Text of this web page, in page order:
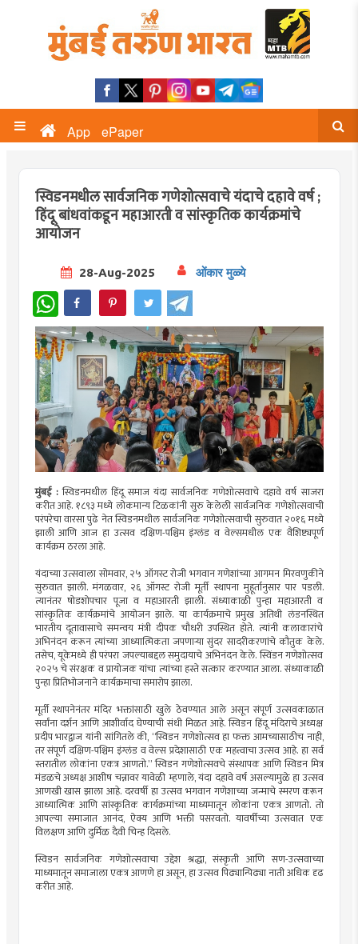
App ePaper
स्विडनमधील सार्वजनिक गणेशोत्सवाचे यंदाचे दहावे वर्ष ;
हिंदू बांधवांकडून महाआरती व सांस्कृतिक कार्यक्रमांचे
आयोजन
28-Aug-2025 ओंकार मुळ्ये
WhatsApp
मुंबई :स्विडनमधील हिंदू समाज यंदा सार्वजनिक गणेशोत्सवाचे दहावे वर्ष साजरा
करीत आहे. १८९३ मध्ये लोकमान्य टिळकांनी सुरु केलेली सार्वजनिक गणेशोत्सवाची
परंपरेचा वारसा पुढे नेत स्विडनमधील सार्वजनिक गणेशोत्सवाची सुरुवात २०१६ मध्ये
झाली आणि आज हा उत्सव दक्षिण-पश्चिम इंग्लंड व वेल्समधील एक वैशिष्ट्यपूर्ण
कार्यक्रम ठरला आहे.
यंदाच्या उत्सवाला सोमवार, २५ ऑगस्ट रोजी भगवान गणेशांच्या आगमन मिरवणुकीने
सुरुवात झाली. मंगळवार, २६ ऑगस्ट रोजी मूर्ती स्थापना मुहूर्तानुसार पार पडली.
त्यानंतर षोडशोपचार पूजा व महाआरती झाली. संध्याकाळी पुन्हा महाआरती व
सांस्कृतिक कार्यक्रमांचे आयोजन झाले. या कार्यक्रमाचे प्रमुख अतिथी लंडनस्थित
भारतीय दूतावासाचे समन्वय मंत्री दीपक चौधरी उपस्थित होते. त्यांनी कलाकारांचे
अभिनंदन करून त्यांच्या आध्यात्मिकता जपणाऱ्या सुंदर सादरीकरणांचे कौतुक केले.
तसेच, यूकेमध्ये ही परंपरा जपल्याबद्दल समुदायाचे अभिनंदन केले. स्विंडन गणेशोत्सव
२०२५ चे संरक्षक व प्रायोजक यांचा त्यांच्या हस्ते सत्कार करण्यात आला. संध्याकाळी
पुन्हा प्रितिभोजनाने कार्यक्रमाचा समारोप झाला.
मूर्ती स्थापनेनंतर मंदिर भक्तांसाठी खुले ठेवण्यात आले असून संपूर्ण उत्सवकाळात
सर्वांना दर्शन आणि आशीर्वाद घेण्याची संधी मिळत आहे. स्विडन हिंदू मंदिराचे अध्यक्ष
प्रदीप भारद्वाज यांनी सांगितले की, “स्विडन गणेशोत्सव हा फक्त आमच्यासाठीच नाही,
तर संपूर्ण दक्षिण-पश्चिम इंग्लंड व वेल्स प्रदेशासाठी एक महत्त्वाचा उत्सव आहे. हा सर्व
स्तरातील लोकांना एकत्र आणतो.” स्विडन गणेशोत्सवचे संस्थापक आणि स्विडन मित्र
मंडळचे अध्यक्ष आशीष चन्नावर यावेळी म्हणाले, यंदा दहावे वर्ष असल्यामुळे हा उत्सव
आणखी खास झाला आहे. दरवर्षी हा उत्सव भगवान गणेशाच्या जन्माचे स्मरण करून
आध्यात्मिक आणि सांस्कृतिक कार्यक्रमांच्या माध्यमातून लोकांना एकत्र आणतो. तो
आपल्या समाजात आनंद, ऐक्य आणि भक्ती पसरवतो. यावर्षीच्या उत्सवात एक
विलक्षण आणि दुर्मिळ दैवी चिन्ह दिसले.
स्विडन सार्वजनिक गणेशोत्सवाचा उद्देश श्रद्धा, संस्कृती आणि सण-उत्सवाच्या
माध्यमातून समाजाला एकत्र आणणे हा असून, हा उत्सव पिढ्यान्पिढ्या नाती अधिक दृढ
करीत आहे.